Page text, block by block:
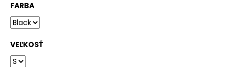
FARBA
VEĽKOSŤ
O
d
p
o